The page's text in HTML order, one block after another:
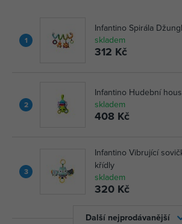
1
Infantino Spirála
skladem
312 Kč
2
Infantino Hudební
skladem
408 Kč
3
Infantino Vibrující
křídly
skladem
320 Kč
Další nejprodávanější